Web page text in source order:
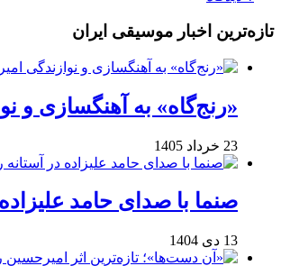
تازه‌ترین اخبار موسیقی ایران
«رنج‌گاه» به آهنگسازی و
23 خرداد 1405
صنما با صدای حامد
13 دی 1404